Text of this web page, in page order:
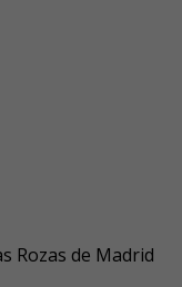
Rozas de Madrid